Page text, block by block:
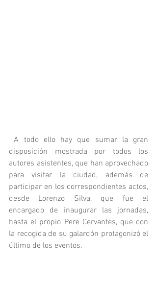
A todo ello hay que sumar la gran
disposición mostrada por todos los
autores asistentes, que han aprovechado
para visitar la ciudad, además de
participar en los correspondientes actos,
desde Lorenzo Silva, que fue el
encargado de inaugurar las jornadas,
hasta el propio Pere Cervantes, que con
la recogida de su galardón protagonizó el
último de los eventos.